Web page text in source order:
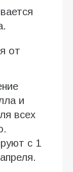
от
и
всех
с 1